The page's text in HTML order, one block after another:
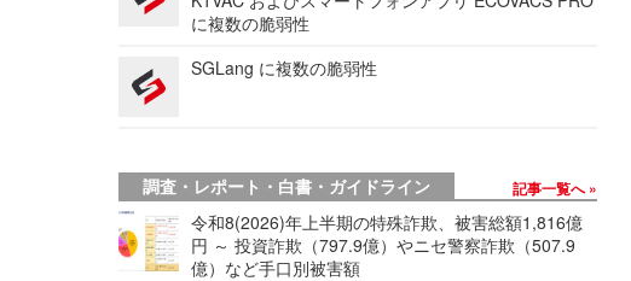
に複数の脆弱性
SGLang に複数の脆弱性
調査・レポート・白書・ガイドライン 記事一覧へ
令和8(2026)年上半期の特殊詐欺、被害総額1,816億
円 ～ 投資詐欺（797.9億）やニセ警察詐欺（507.9
億）など手口別被害額